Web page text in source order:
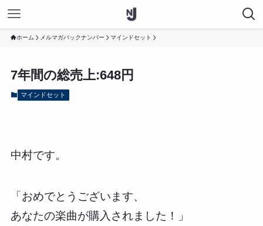
ホーム メルマガバックナンバー マインドセット
7年間の総売上:648円
マインドセット
中村です。
「おめでとうございます、
あなたの楽曲が購入されました！」